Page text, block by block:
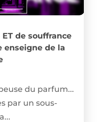
de souffrance
enseigne de la
du parfum...
par un sous-